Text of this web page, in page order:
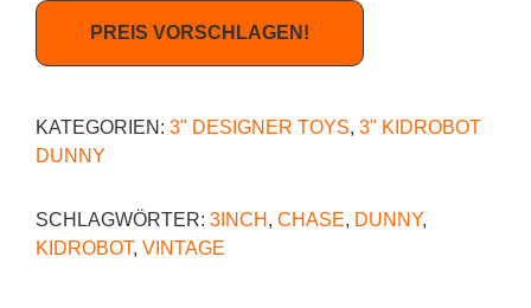
PREIS VORSCHLAGEN!
KATEGORIEN: 3" DESIGNER TOYS, 3" KIDROBOT
DUNNY
SCHLAGWÖRTER: 3INCH , CHASE, DUNNY,
KIDROBOT, VINTAGE